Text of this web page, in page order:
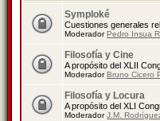
Symploké
Cuestiones generales
ModeradorPedro Insua
Filosofía y Cine
A propósito del XLII
ModeradorBruno Cicero
Filosofía y Locura
A propósito del XLI
ModeradorJ.M.